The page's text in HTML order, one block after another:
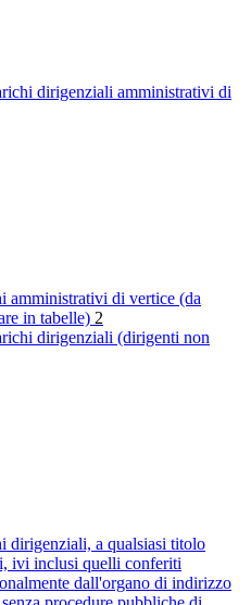
dirigenziali amministrativi di
amministrativi di vertice (da
in tabelle) 2
dirigenziali (dirigenti non
dirigenziali, a qualsiasi titolo
ivi inclusi quelli conferiti
dall'organo di indirizzo